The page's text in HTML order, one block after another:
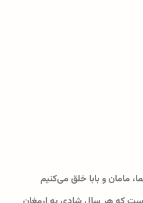
مامان و بابا خلق می‌کنیم